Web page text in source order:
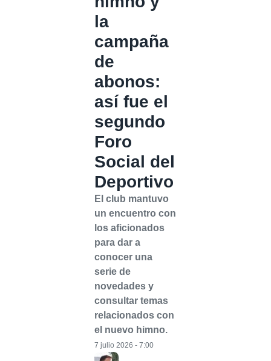
la
campaña
de
abonos:
así fue el
segundo
Foro
Social del
Deportivo
El club mantuvo
un encuentro con
los aficionados
para dar a
conocer una
serie de
novedades y
consultar temas
relacionados con
el nuevo himno.
7 julio 2026 - 7:00